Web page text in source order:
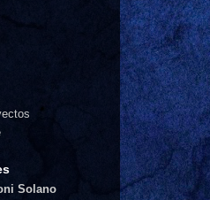
Solano